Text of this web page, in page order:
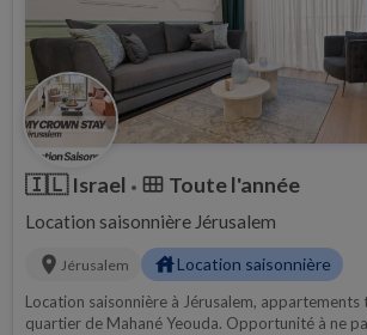
🇮🇱Israel • calendar_view_month Toute l'année
Location saisonnière Jérusalem
location_on Jérusalem houseLocation saisonnière
Location saisonnière à Jérusalem,
quartier de Mahané Yeouda. Opportunité à ne